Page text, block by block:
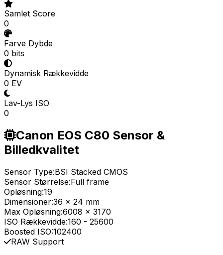
Samlet Score
0
Farve Dybde
0 bits
Dynamisk Rækkevidde
0 EV
Lav-Lys ISO
0
Canon EOS C80 Sensor &
Billedkvalitet
Sensor Type:BSI Stacked CMOS
Sensor Størrelse:Full frame
Opløsning:19
Dimensioner:36 x 24 mm
Max Opløsning:6008 x 3170
ISO Rækkevidde:160 - 25600
Boosted ISO:102400
RAW Support